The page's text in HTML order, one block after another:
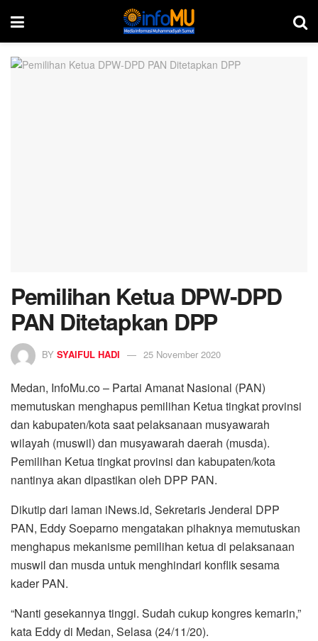
Pemilihan Ketua DPW-DPD
PAN Ditetapkan DPP
BY SYAIFUL HADI 25 November 2020
Medan, InfoMu.co – Partai Amanat Nasional (PAN)
memutuskan menghapus pemilihan Ketua tingkat provinsi
dan kabupaten/kota saat pelaksanaan musyawarah
wilayah (muswil) dan musyawarah daerah (musda).
Pemilihan Ketua tingkat provinsi dan kabupaten/kota
nantinya akan dipastikan oleh DPP PAN.
Dikutip dari laman iNews.id, Sekretaris Jenderal DPP
PAN, Eddy Soeparno mengatakan pihaknya memutuskan
menghapus mekanisme pemilihan ketua di pelaksanaan
muswil dan musda untuk menghindari konflik sesama
kader PAN.
“Nanti gesekannya tinggi. Sudah cukup kongres kemarin,”
kata Eddy di Medan, Selasa (24/11/20).